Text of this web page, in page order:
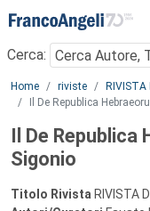
Menu
Cerca:
Main content
Home riviste RIVISTA
Il De Republica
Il De Republica
Sigonio
Titolo Rivista RIVISTA